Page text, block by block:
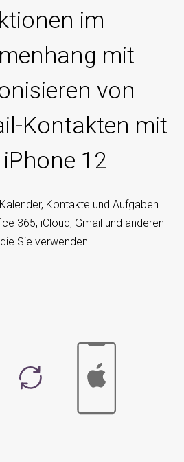
im
mit
von
Kontakten mit
12
Kontakte und Aufgaben
365, iCloud, Gmail und anderen
Sie verwenden.